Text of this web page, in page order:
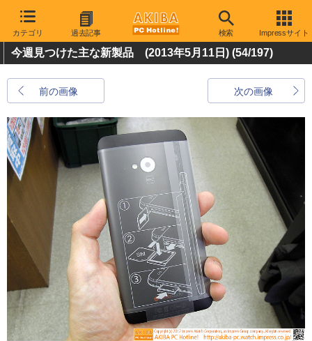
カテゴリ 過去記事 検索 Impressサイト
今週見つけた主な新製品 (2013年5月11日) (54/197)
前の画像 次の画像